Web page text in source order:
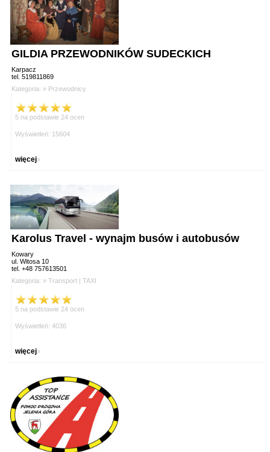
GILDIA PRZEWODNIKÓW SUDECKICH
Karpacz
tel. 519811869
Kategoria: » Przewodnicy
5 na podstawie 24 ocen
Wyświetleń: 15604
więcej»
Karolus Travel - wynajm busów i autobusów
Kowary
ul. Witosa 10
tel. +48 757613501
Kategoria: » Transport TAXI
5 na podstawie 24 ocen
Wyświetleń: 4036
więcej»